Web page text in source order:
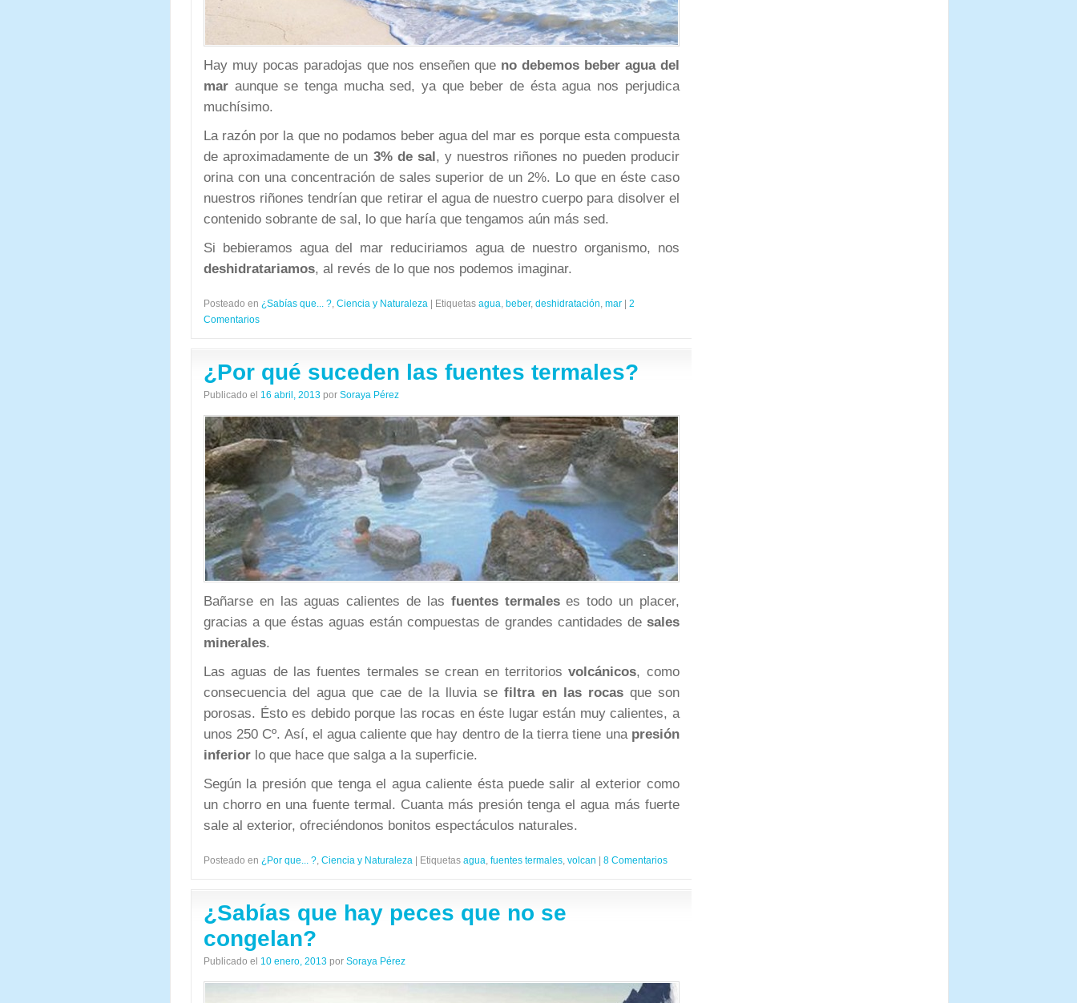
Hay muy pocas paradojas que nos enseñen que no debemos beber agua del
mar aunque se tenga mucha sed, ya que beber de ésta agua nos perjudica
muchísimo.
La razón por la que no podamos beber agua del mar es porque esta compuesta
de aproximadamente de un 3% de sal, y nuestros riñones no pueden producir
orina con una concentración de sales superior de un 2%. Lo que en éste caso
nuestros riñones tendrían que retirar el agua de nuestro cuerpo para disolver el
contenido sobrante de sal, lo que haría que tengamos aún más sed.
Si bebieramos agua del mar reduciriamos agua de nuestro organismo, nos
deshidratariamos, al revés de lo que nos podemos imaginar.
Posteado en ¿Sabías que... ?, Ciencia y Naturaleza Etiquetas agua, beber, deshidratación, mar
2
Comentarios
¿Por qué suceden las fuentes termales?
Publicado el 16 abril, 2013 por Soraya Pérez
Bañarse en las aguas calientes de las fuentes termaleses todo un placer,
gracias a que éstas aguas están compuestas de grandes cantidades desales
minerales.
Las aguas de las fuentes termales se crean en territoriosvolcánicos, como
consecuencia del agua que cae de la lluvia sefiltra en las rocasque son
porosas. Ésto es debido porque las rocas en éste lugar están muy calientes, a
unos 250 Cº. Así, el agua caliente que hay dentro de la tierra tiene una presión
inferior lo que hace que salga a la superficie.
Según la presión que tenga el agua caliente ésta puede salir al exterior como
un chorro en una fuente termal. Cuanta más presión tenga el agua más fuerte
sale al exterior, ofreciéndonos bonitos espectáculos naturales.
Posteado en ¿Por que... ?, Ciencia y Naturaleza Etiquetas agua, fuentes termales, volcan 8 Comentarios
¿Sabías que hay peces que no se
congelan?
Publicado el 10 enero, 2013 por Soraya Pérez